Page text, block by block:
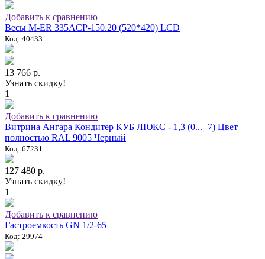
Добавить к сравнению
Весы M-ER 335ACP-150.20 (520*420) LCD
Код: 40433
13 766 р.
Узнать скидку!
1
Добавить к сравнению
Витрина Ангара Кондитер КУБ ЛЮКС - 1,3 (0...+7) Цвет
полностью RAL 9005 Черный
Код: 67231
127 480 р.
Узнать скидку!
1
Добавить к сравнению
Гастроемкость GN 1/2-65
Код: 29974